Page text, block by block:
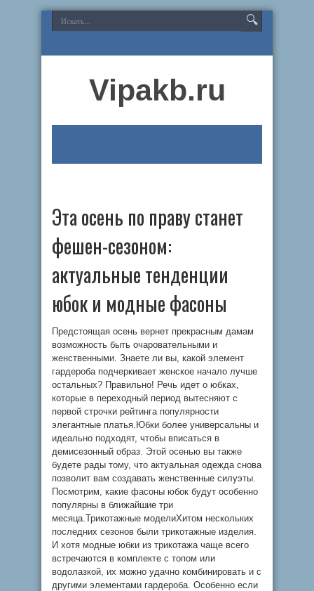
Vipakb.ru
Эта осень по праву станет
фешен-сезоном:
актуальные тенденции
юбок и модные фасоны
Предстоящая осень вернет прекрасным дамам
возможность быть очаровательными и
женственными. Знаете ли вы, какой элемент
гардероба подчеркивает женское начало лучше
остальных? Правильно! Речь идет о юбках,
которые в переходный период вытесняют с
первой строчки рейтинга популярности
элегантные платья.Юбки более универсальны и
идеально подходят, чтобы вписаться в
демисезонный образ. Этой осенью вы также
будете рады тому, что актуальная одежда снова
позволит вам создавать женственные силуэты.
Посмотрим, какие фасоны юбок будут особенно
популярны в ближайшие три
месяца.Трикотажные моделиХитом нескольких
последних сезонов были трикотажные изделия.
И хотя модные юбки из трикотажа чаще всего
встречаются в комплекте с топом или
водолазкой, их можно удачно комбинировать и с
другими элементами гардероба. Особенно если